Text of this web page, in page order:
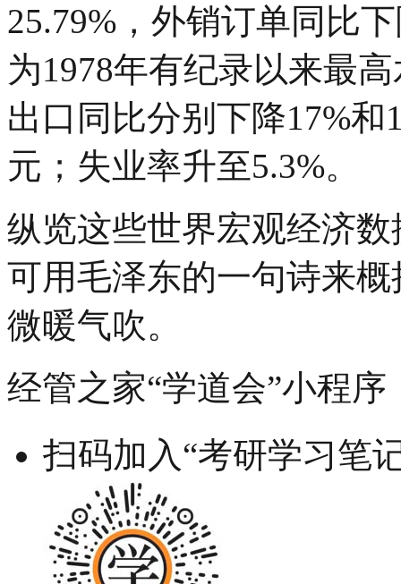
25.79%，外销订单同比
为1978年有纪录以来最
出口同比分别下降17%和
元；失业率升至5.3%。
纵览这些世界宏观经济
可用毛泽东的一句诗来
微暖气吹。
经管之家“学道会”小程序
扫码加入“考研学习笔